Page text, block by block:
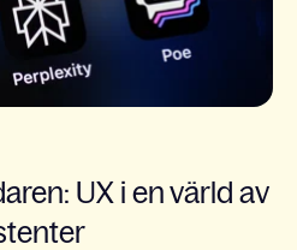
UX i en värld av